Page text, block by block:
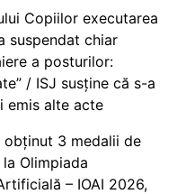
Copiilor executarea
suspendat chiar
a posturilor:
/ ISJ susține că s-a
emis alte acte
obținut 3 medalii de
Olimpiada
– IOAI 2026,